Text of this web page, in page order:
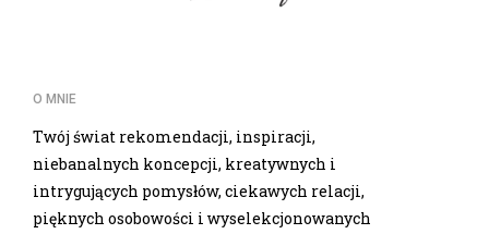
O MNIE
Twój świat rekomendacji, inspiracji,
niebanalnych koncepcji, kreatywnych i
intrygujących pomysłów, ciekawych relacji,
pięknych osobowości i wyselekcjonowanych